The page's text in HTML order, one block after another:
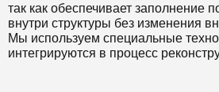
так как обеспечивает заполнение
внутри структуры без изменения
Мы используем специальные
интегрируются в процесс